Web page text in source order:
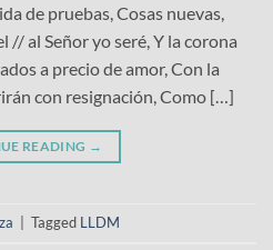
de pruebas, Cosas nuevas,
// al Señor yo seré, Y la corona
a precio de amor, Con la
con resignación, Como […]
READING →
Tagged LLDM